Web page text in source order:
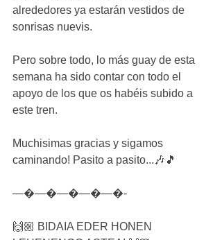
alrededores ya estarán vestidos de
sonrisas nuevis.
Pero sobre todo, lo más guay de esta
semana ha sido contar con todo el
apoyo de los que os habéis subido a
este tren.
Muchisimas gracias y sigamos
caminando! Pasito a pasito...🎶🎵
—�—�—�—�—�-
🙌🏼 BIDAIA EDER HONEN